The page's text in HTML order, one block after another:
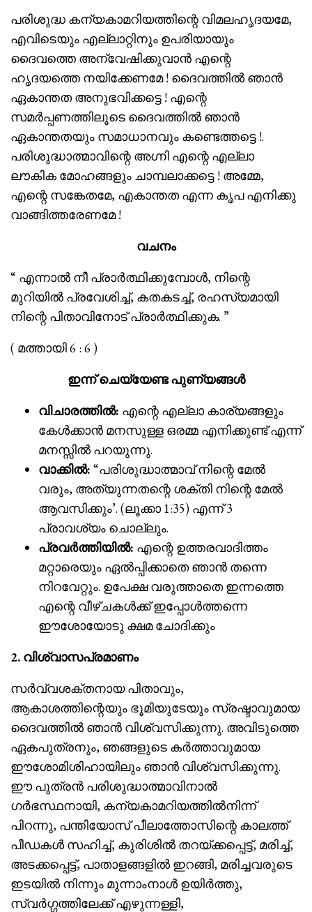
പരിശുദ്ധ കന്യകാമറിയത്തിന്റെ വിമലഹൃദയമേ,
എവിടെയും എല്ലാറ്റിനും ഉപരിയായും
ദൈവത്തെ അന്വേഷിക്കുവാൻ എന്റെ
ഹൃദയത്തെ നയിക്കേണമേ ! ദൈവത്തിൽ ഞാൻ
ഏകാന്തത അനുഭവിക്കട്ടെ ! എന്റെ
സമർപ്പണത്തിലൂടെ ദൈവത്തിൽ ഞാൻ
ഏകാന്തതയും സമാധാനവും കണ്ടെത്തട്ടെ !.
പരിശുദ്ധാത്മാവിന്റെ അഗ്നി എന്റെ എല്ലാ
ലൗകിക മോഹങ്ങളും ചാമ്പലാക്കട്ടെ ! അമ്മേ,
എന്റെ സങ്കേതമേ, എകാന്തത എന്ന കൃപ എനിക്കു
വാങ്ങിത്തരേണമേ !
വചനം
“ എന്നാൽ നീ പ്രാർത്ഥിക്കുമ്പോൾ, നിന്റെ
മുറിയിൽ പ്രവേശിച്ച്, കതകടച്ച്, രഹസ്യമായി
നിന്റെ പിതാവിനോട് പ്രാർത്ഥിക്കുക. ”
( മത്തായി 6 : 6 )
ഇന്ന് ചെയ്യേണ്ട പുണ്യങ്ങൾ
വിചാരത്തിൽ: എന്റെ എല്ലാ കാര്യങ്ങളും
കേൾക്കാൻ മനസുള്ള ഒരമ്മ എനിക്കുണ്ട് എന്ന്
മനസ്സിൽ പറയുന്നു.
വാക്കിൽ: “പരിശുദ്ധാത്മാവ് നിന്റെ മേൽ
വരും, അത്യുന്നതന്റെ ശക്തി നിന്റെ മേൽ
ആവസിക്കും’. (ലൂക്കാ 1:35) എന്ന് 3
പ്രാവശ്യം ചൊല്ലും.
പ്രവർത്തിയിൽ: എന്റെ ഉത്തരവാദിത്തം
മറ്റാരെയും ഏൽപ്പിക്കാതെ ഞാൻ തന്നെ
നിറവേറ്റും. ഉപേക്ഷ വരുത്താതെ ഇന്നത്തെ
എന്റെ വീഴ്‌ചകൾക്ക് ഇപ്പോൾത്തന്നെ
ഈശോയോടു ക്ഷമ ചോദിക്കും
2. വിശ്വാസപ്രമാണം
സർവ്വശക്തനായ പിതാവും,
ആകാശത്തിന്റെയും ഭൂമിയുടേയും സ്രഷ്ടാവുമായ
ദൈവത്തിൽ ഞാൻ വിശ്വസിക്കുന്നു. അവിടുത്തെ
ഏകപുത്രനും, ഞങ്ങളുടെ കർത്താവുമായ
ഈശോമിശിഹായിലും ഞാൻ വിശ്വസിക്കുന്നു.
ഈ പുത്രൻ പരിശുദ്ധാത്മാവിനാൽ
ഗർഭസ്ഥനായി, കന്യകാമറിയത്തിൽനിന്ന്
പിറന്നു, പന്തിയോസ് പീലാത്തോസിന്റെ കാലത്ത്
പീഡകൾ സഹിച്ച്, കുരിശിൽ തറയ്ക്കപ്പെട്ട്, മരിച്ച്,
അടക്കപ്പെട്ട്, പാതാളങ്ങളിൽ ഇറങ്ങി, മരിച്ചവരുടെ
ഇടയിൽ നിന്നും മൂന്നാംനാൾ ഉയിർത്തു,
സ്വർഗ്ഗത്തിലേക്ക് എഴുന്നള്ളി,